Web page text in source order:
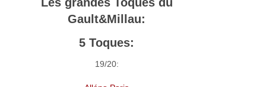
Gault&Millau:
5 Toques:
19/20: